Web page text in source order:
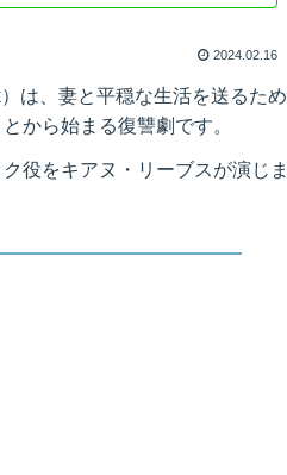
2024.02.16
は、妻と平穏な生活を送るため
から始まる復讐劇です。
役をキアヌ・リーブスが演じま